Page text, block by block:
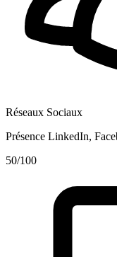
Réseaux Sociaux
Présence LinkedIn,
50/100